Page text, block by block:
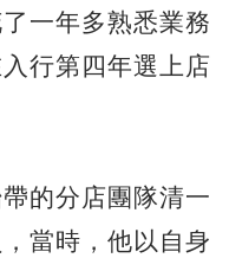
一年多熟悉業務
行第四年選上店
的分店團隊清一
當時，他以自身